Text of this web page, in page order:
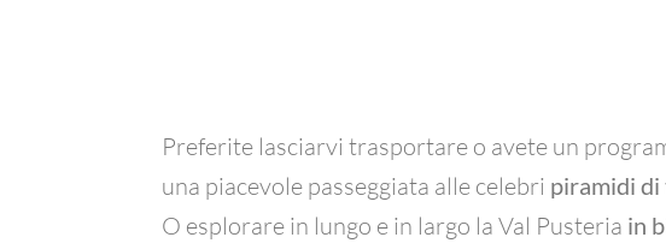
Preferite lasciarvi trasportare o avete un
una piacevole passeggiata alle celebri piramidi
O esplorare in lungo e in largo la Val Pusteria in